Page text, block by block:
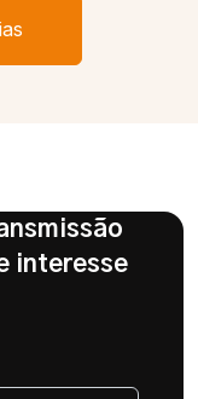
interesse